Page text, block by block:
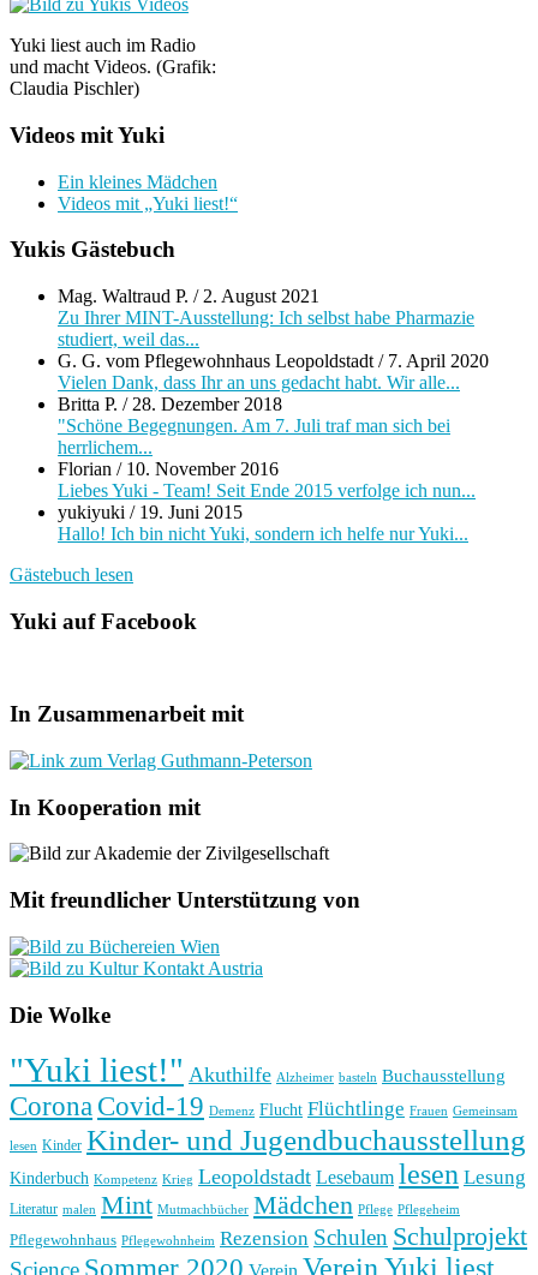
Yuki liest auch im Radio
und macht Videos. (Grafik:
Claudia Pischler)
Videos mit Yuki
Ein kleines Mädchen
Videos mit „Yuki liest!“
Yukis Gästebuch
Mag. Waltraud P. / 2. August 2021
Zu Ihrer MINT-Ausstellung: Ich selbst habe Pharmazie
studiert, weil das...
G. G. vom Pflegewohnhaus Leopoldstadt / 7. April 2020
Vielen Dank, dass Ihr an uns gedacht habt. Wir alle...
Britta P. / 28. Dezember 2018
"Schöne Begegnungen. Am 7. Juli traf man sich bei
herrlichem...
Florian / 10. November 2016
Liebes Yuki - Team! Seit Ende 2015 verfolge ich nun...
yukiyuki / 19. Juni 2015
Hallo! Ich bin nicht Yuki, sondern ich helfe nur Yuki...
Gästebuch lesen
Yuki auf Facebook
In Zusammenarbeit mit
In Kooperation mit
Mit freundlicher Unterstützung von
Die Wolke
"Yuki liest!" Akuthilfe Alzheimer basteln Buchausstellung
Corona Covid-19 Demenz Flucht Flüchtlinge Frauen Gemeinsam
lesen Kinder Kinder- und Jugendbuchausstellung
Kinderbuch Kompetenz Krieg Leopoldstadt Lesebaum lesen Lesung
Literatur malen Mint Mutmachbücher Mädchen Pflege Pflegeheim
Pflegewohnhaus Pflegewohnheim Rezension Schulen Schulprojekt
Science Sommer 2020 Verein Yuki liest